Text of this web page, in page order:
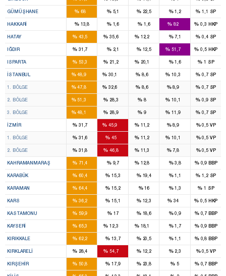
GÜMÜŞHANE %68 %5,1 %22,5 %1,2 % 1,1 SP
HAKKARI %13,8 %1,6 % 1,6 % 82 % 0,3 HKP
HATAY %43,5 % 35,6 %12,2 %7,1 % 0,4 SP
IĞDIR %31,7 %2,1 %12,5 % 51,7 % 0,5 HKP
ISPARTA %53,3 % 21,2 %20,1 %1,6 %1 SP
İSTANBUL %48,9 %30,1 % 8,6 % 10,3 % 0,7 SP
1. BÖLGE %47,8 %32,6 % 8,6 %8,9 % 0,7 SP
2. BÖLGE %51,3 % 28,3 % 8 % 10,1 % 0,9 SP
3. BÖLGE %48,1 % 28,9 % 9 % 11,9 % 0,7 SP
İZMIR %31,7 %45,9 %11,2 %8,9 %0,5VP
1. BÖLGE %31,6 % 45 %11,2 % 10,1 %0,5VP
2. BÖLGE %31,8 % 46,8 %11,3 %7,8 %0,5VP
KAHRAMANMARAŞ %71,4 %9,7 %12,8 %3,8 %0,9BBP
KARABÜK %60,4 % 15,3 %19,4 %1,1 % 1,2 SP
KARAMAN %64,4 % 15,2 %16 %1,3 %1 SP
KARS %36,2 % 15,1 %12,3 % 34 % 0,5 HKP
KASTAMONU %59,9 % 17 %18,6 %0,9 %0,7BBP
KAYSERI %65,3 % 12,3 %18,1 %1,7 %0,9BBP
KIRIKKALE %62,2 % 13,7 %20,5 %1,1 %0,8BBP
KIRKLARELI %28,4 % 54,7 %12,2 %2,3 %0,5VP
KIRŞEHIR %50,8 % 17,9 %23,8 % 5 %0,7BBP